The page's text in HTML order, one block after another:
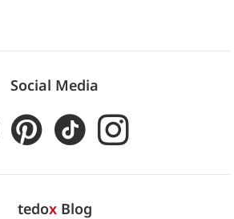
Social Media
tedoxBlog